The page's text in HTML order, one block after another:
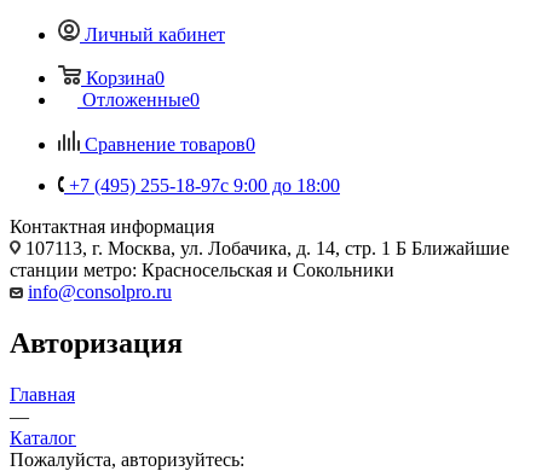
Личный кабинет
Корзина0
Отложенные0
Сравнение товаров0
+7 (495) 255-18-97с 9:00 до 18:00
Контактная информация
107113, г. Москва, ул. Лобачика, д. 14, стр. 1 Б Ближайшие
станции метро: Красносельская и Сокольники
info@consolpro.ru
Авторизация
Главная
—
Каталог
Пожалуйста, авторизуйтесь: